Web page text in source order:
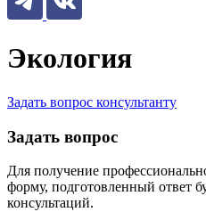
Экология
Задать вопрос консультанту
Задать вопрос
Для получение
форму, подготовленный ответ
консультаций.